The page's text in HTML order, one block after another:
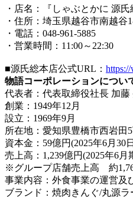
・店名：『しゃぶとかに 源氏
・住所：埼玉県越谷市南越谷
・電話：048-961-5885
・営業時間：11:00～22:30
■源氏総本店公式URL：
物語コーポレーションについ
代表者：代表取締役社長 加藤
創業：1949年12月
設立：1969年9月
所在地：愛知県豊橋市西岩田5
資本金：59億円(2025年6月30
売上高：1,239億円(2025年6月
※グループ店舗売上高 約
事業内容：外食事業の運営及
ブランド：焼肉きんぐ/丸源